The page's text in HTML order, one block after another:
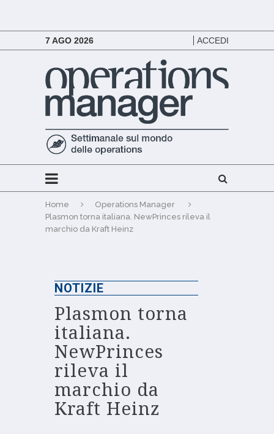
7 AGO 2026 ACCEDI
Home
Operations Manager
Plasmon torna italiana. NewPrinces rileva il
marchio da Kraft Heinz
NOTIZIE
Plasmon torna
italiana.
NewPrinces
rileva il
marchio da
Kraft Heinz